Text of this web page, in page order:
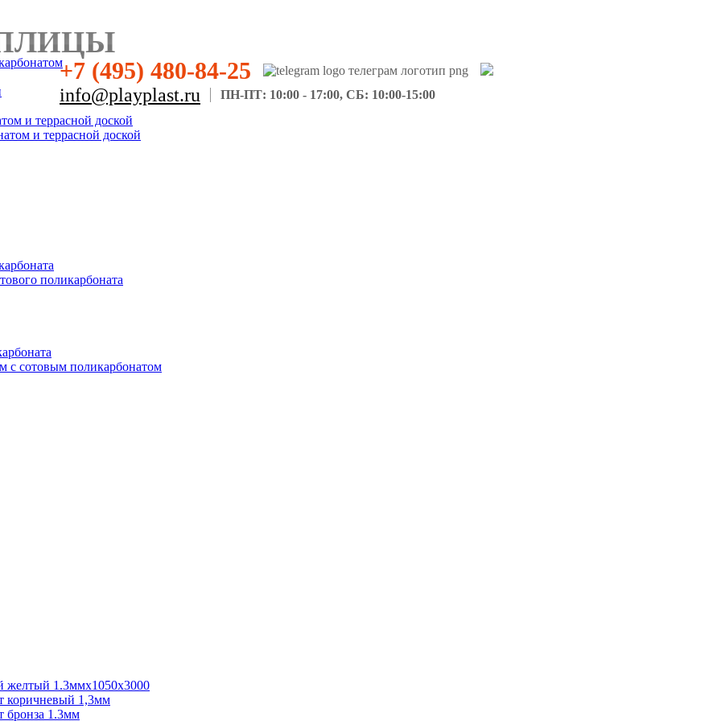
+7 (495) 480-84-25
info@playplast.ru ПН-ПТ: 10:00 - 17:00, СБ: 10:00-15:00
и террасной доской
и террасной доской
поликарбоната
с сотовым поликарбонатом
желтый 1.3ммх1050х3000
коричневый 1,3мм
бронза 1.3мм